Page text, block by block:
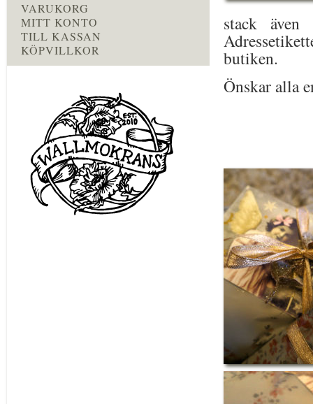
stack
butiken.
Önskar alla
VARUKORG
MITT KONTO
TILL KASSAN
KÖPVILLKOR